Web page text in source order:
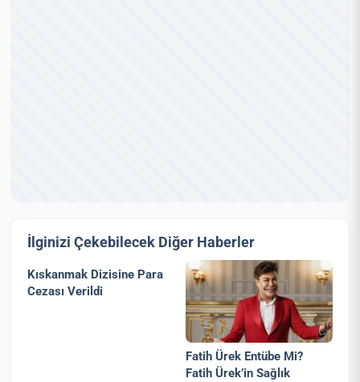
İlginizi Çekebilecek Diğer Haberler
Kıskanmak Dizisine Para
Cezası Verildi
Fatih Ürek Entübe Mi?
Fatih Ürek’in Sağlık